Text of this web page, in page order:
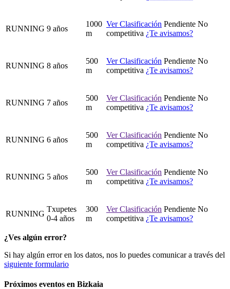
RUNNING 9 años
1000
m
Ver Clasificación Pendiente No
competitiva ¿Te avisamos?
RUNNING 8 años
500
m
Ver Clasificación Pendiente No
competitiva ¿Te avisamos?
RUNNING 7 años
500
m
Ver Clasificación Pendiente No
competitiva ¿Te avisamos?
RUNNING 6 años
500
m
Ver Clasificación Pendiente No
competitiva ¿Te avisamos?
RUNNING 5 años
500
m
Ver Clasificación Pendiente No
competitiva ¿Te avisamos?
RUNNING
Txupetes
0-4 años
300
m
Ver Clasificación Pendiente No
competitiva ¿Te avisamos?
¿Ves algún error?
Si hay algún error en los datos, nos lo puedes comunicar a través del
siguiente formulario
Próximos eventos en Bizkaia